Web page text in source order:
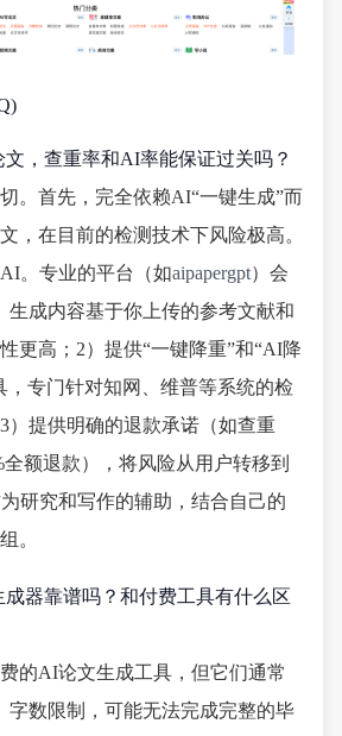
，查重率和AI率能保证过关吗？
。首先，完全依赖AI“一键生成”而
，在目前的检测技术下风险极高。
。专业的平台（如aipapergpt）会
生成内容基于你上传的参考文献和
更高；2）提供“一键降重”和“AI降
，专门针对知网、维普等系统的检
）提供明确的退款承诺（如查重
全额退款），将风险从用户转移到
研究和写作的辅助，结合自己的
。
器靠谱吗？和付费工具有什么区
的AI论文生成工具，但它们通常
字数限制，可能无法完成完整的毕